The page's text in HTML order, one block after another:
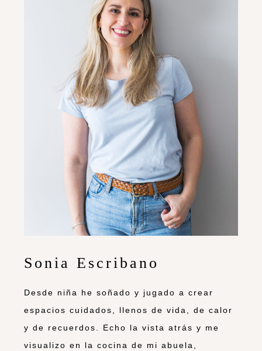
Sonia Escribano
Desde niña he soñado y jugado a crear
espacios cuidados, llenos de vida, de calor
y de recuerdos. Echo la vista atrás y me
visualizo en la cocina de mi abuela,